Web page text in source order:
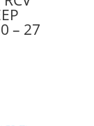
– 27